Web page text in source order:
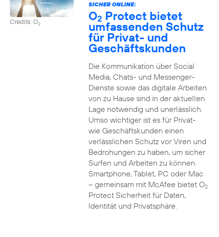
Credits: O2
SICHER ONLINE:
O2 Protect bietet
umfassenden Schutz
für Privat- und
Geschäftskunden
Die Kommunikation über Social
Media, Chats- und Messenger-
Dienste sowie das digitale Arbeiten
von zu Hause sind in der aktuellen
Lage notwendig und unerlässlich.
Umso wichtiger ist es für Privat-
wie Geschäftskunden einen
verlässlichen Schutz vor Viren und
Bedrohungen zu haben, um sicher
Surfen und Arbeiten zu können.
Smartphone, Tablet, PC oder Mac
– gemeinsam mit McAfee bietet O2
Protect Sicherheit für Daten,
Identität und Privatsphäre.